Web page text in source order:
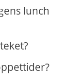
lunch